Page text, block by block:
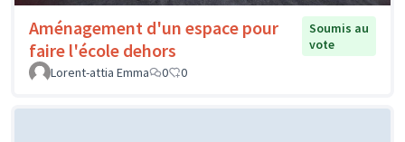
Aménagement d'un espace pour
faire l'école dehors
Soumis au
vote
Lorent-attia Emma
0 0